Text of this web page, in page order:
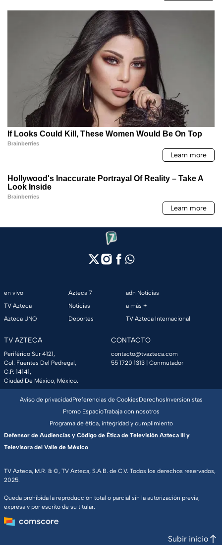
en vivo
TV Azteca
Azteca UNO
Azteca 7
Noticias
Deportes
adn Noticias
a más +
TV Azteca Internacional
TV AZTECA
Periférico Sur 4121,
Col. Fuentes Del Pedregal,
C.P. 14141,
Ciudad De México, México.
CONTACTO
contacto@tvazteca.com
55 1720 1313 | Conmutador
TV Azteca, M.R. & ©, TV Azteca, S.A.B. de C.V. Todos los derechos reservados,
2025.
Queda prohibida la reproducción total o parcial sin la autorización previa,
expresa y por escrito de su titular.
Aviso de privacidadPreferencias de CookiesDerechosInversionistas
Promo EspacioTrabaja con nosotros
Programa de ética, integridad y cumplimiento
Defensor de Audiencias y Código de Ética de Televisión Azteca III y
Televisora del Valle de México
Subir inicio